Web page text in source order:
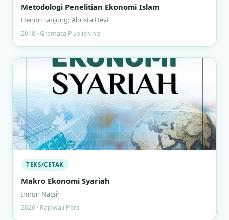
Metodologi Penelitian Ekonomi Islam
Hendri Tanjung; Abrista Devi
2018 · Gramata Publishing
TEKS/CETAK
Makro Ekonomi Syariah
Imron Natsir
2026 · Rajawali Pers